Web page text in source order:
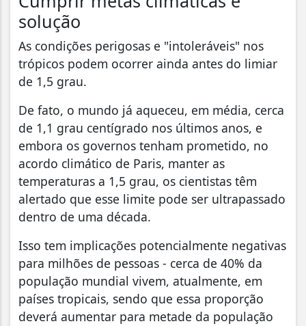
solução
As condições perigosas e "intoleráveis" nos
trópicos podem ocorrer ainda antes do limiar
de 1,5 grau.
De fato, o mundo já aqueceu, em média, cerca
de 1,1 grau centígrado nos últimos anos, e
embora os governos tenham prometido, no
acordo climático de Paris, manter as
temperaturas a 1,5 grau, os cientistas têm
alertado que esse limite pode ser ultrapassado
dentro de uma década.
Isso tem implicações potencialmente negativas
para milhões de pessoas - cerca de 40% da
população mundial vivem, atualmente, em
países tropicais, sendo que essa proporção
deverá aumentar para metade da população